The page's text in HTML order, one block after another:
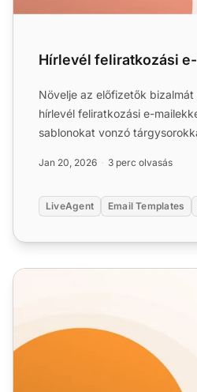
Hírlevél feliratkozási
Növelje az előfizetők
hírlevél feliratkozási e-
sablonokat vonzó
Jan 20, 2026 3 perc olvasás
LiveAgent Email Templates
Elhagyott bevásárlókocsi e-